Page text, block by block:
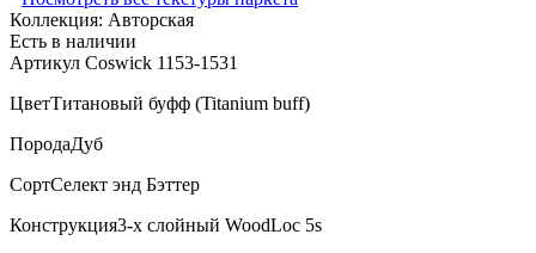
Коллекция: Авторская
Есть в наличии
Артикул Coswick 1153-1531
ЦветТитановый буфф (Titanium buff)
ПородаДуб
СортСелект энд Бэттер
Конструкция3-х слойный WoodLoc 5s